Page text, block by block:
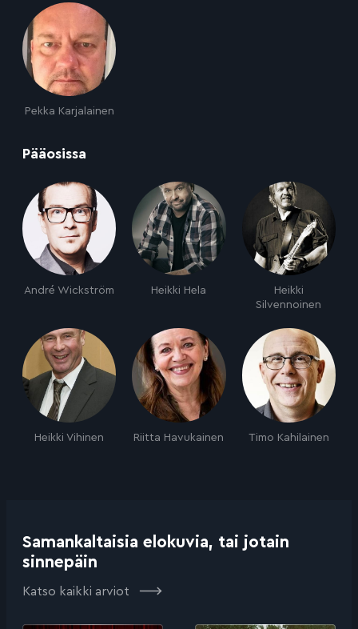
Pekka Karjalainen
Pääosissa
André Wickström Heikki Hela
Heikki
Silvennoinen
Heikki Vihinen Riitta Havukainen Timo Kahilainen
Samankaltaisia elokuvia, tai jotain
sinnepäin
Katso kaikki arviot